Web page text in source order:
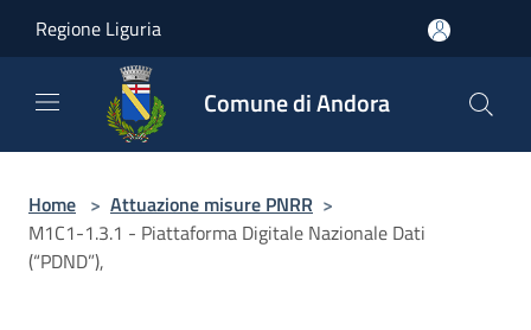
Regione Liguria
Comune di Andora
Home > Attuazione misure PNRR >
M1C1-1.3.1 - Piattaforma Digitale Nazionale Dati
(“PDND”),